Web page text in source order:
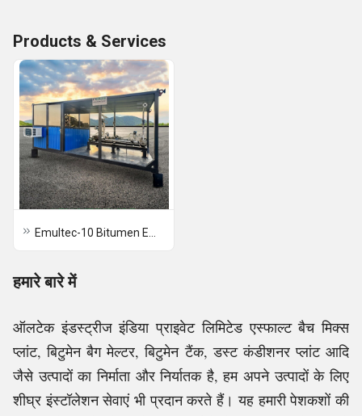
Products & Services
हमारे बारे में
ऑलटेक इंडस्ट्रीज इंडिया प्राइवेट लिमिटेड एस्फाल्ट बैच मिक्स
प्लांट, बिटुमेन बैग मेल्टर, बिटुमेन टैंक, डस्ट कंडीशनर प्लांट आदि
जैसे उत्पादों का निर्माता और निर्यातक है, हम अपने उत्पादों के लिए
शीघ्र इंस्टॉलेशन सेवाएं भी प्रदान करते हैं। यह हमारी पेशकशों की